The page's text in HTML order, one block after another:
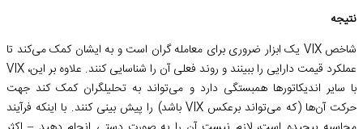
نتیجه
شاخص VIX یک ابزار ضروری برای معامله گران است و به ایشان کمک می‌کند تا
عملکرد قیمت دارایی را ببینند و روند فعلی آن را شناسایی کنند. علاوه بر این، VIX
با سایر اندیکاتورها همبستگی دارد و می‌تواند به تحلیلگران کمک کند جهت
حرکت آن‌ها (که می‌تواند برعکس VIX باشد) را پیش بینی کنند. با اينكه فرآیند